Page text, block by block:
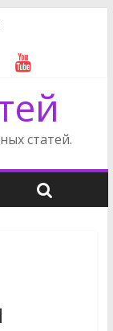
Cruiser
фонарь
статей.